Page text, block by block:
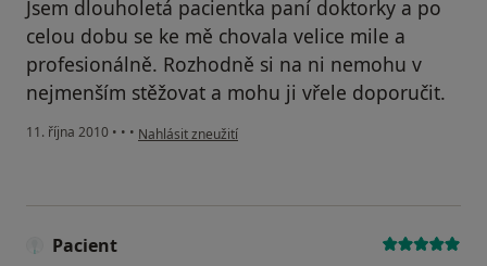
Jsem dlouholetá pacientka paní doktorky a po
celou dobu se ke mě chovala velice mile a
profesionálně. Rozhodně si na ni nemohu v
nejmenším stěžovat a mohu ji vřele doporučit.
11. října 2010 • • • podle názoru uživatele Pacient
Nahlásit zneužití
Pacient